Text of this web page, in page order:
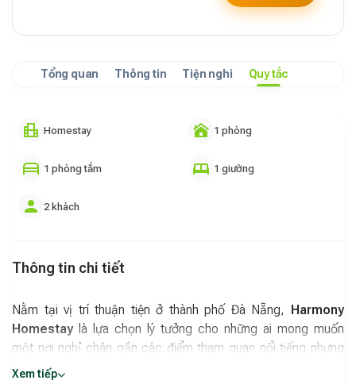
Tổng quan Thông tin Tiện nghi Quy tắc
Homestay 1 phòng
1 phòng tắm 1 giường
2 khách
Thông tin chi tiết
Nằm tại vị trí thuận tiện ở thành phố Đà Nẵng,
Harmony
Homestaylà lựa chọn lý tưởng cho những ai mong muốn
một nơi nghỉ chân gần các điểm tham quan nổi tiếng nhưng
vẫn đảm bảo sự riêng tư và yên tĩnh. Chỗ nghỉ chỉ cách Sân
Xem tiếp